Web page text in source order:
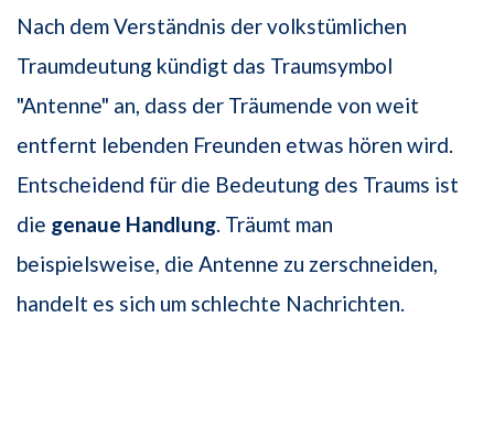
Nach dem Verständnis der volkstümlichen
Traumdeutung kündigt das Traumsymbol
"Antenne" an, dass der Träumende von weit
entfernt lebenden Freunden etwas hören wird.
Entscheidend für die Bedeutung des Traums ist
die genaue Handlung. Träumt man
beispielsweise, die Antenne zu zerschneiden,
handelt es sich um schlechte Nachrichten.